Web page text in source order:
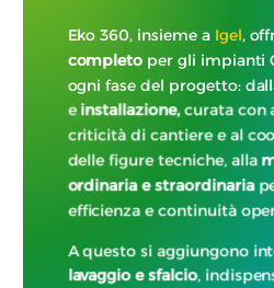
Eko 360, insieme a Igel,
completo per gli impianti
ogni fase del progetto:
einstallazione,curata con
criticità di cantiere e al
delle figure tecniche, alla
ordinaria e straordinaria
efficienza e continuità
A questo si aggiungono
lavaggio e sfalcio,